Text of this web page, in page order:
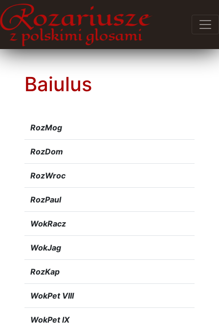
Baiulus
RozMog
RozDom
RozWroc
RozPaul
WokRacz
WokJag
RozKap
WokPet VIII
WokPet IX